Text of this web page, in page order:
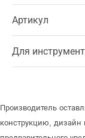
Артикул
Для
Производитель
конструкцию, дизайн